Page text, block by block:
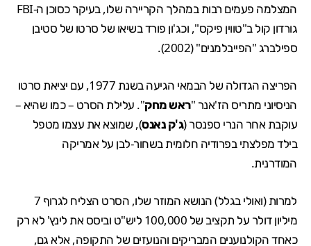
המצלמה פעמים רבות במהלך הקריירה שלו, בעיקר כסוכן ה-FBI
גורדון קול ב"טווין פיקס", וכג'ון פורד בשיאו של סרטו של סטיבן
ספילברג "הפייבלמנים" (2002).
הפריצה הגדולה של הבמאי הגיעה בשנת 1977, עם יציאת סרטו
הניסיוני מתריס הז'אנר "ראש מחק". עלילת הסרט – כמו שהיא –
עוקבת אחר הנרי ספנסר (ג'ק נאנס), שמוצא את עצמו מטפל
בילד מפלצתי בפרודיה חלומית בשחור-לבן על אמריקה
המודרנית.
למרות (ואולי בגלל) הנושא המוזר שלו, הסרט הצליח לגרוף 7
מיליון דולר על תקציב של 100,000 ליש"ט וביסס את לינץ' לא רק
כאחד הקולנוענים המבריקים והנועזים של התקופה, אלא גם,